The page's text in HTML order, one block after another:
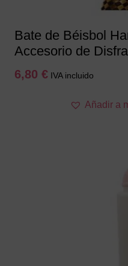
Bate de Béisbol
Accesorio de
6,80 € IVA incluido
Añadir a